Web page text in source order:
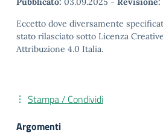
Eccetto dove diversamente
stato rilasciato sotto Licenza
Attribuzione 4.0 Italia.
Stampa / Condividi
Argomenti